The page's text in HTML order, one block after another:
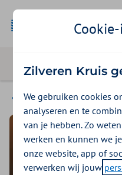
Bewegen
Zilveren Kruis
We gebruiken cookies
analyseren en te
van je hebben. Zo
werken en kunnen we
onze website, app of
verwerken wij jouw